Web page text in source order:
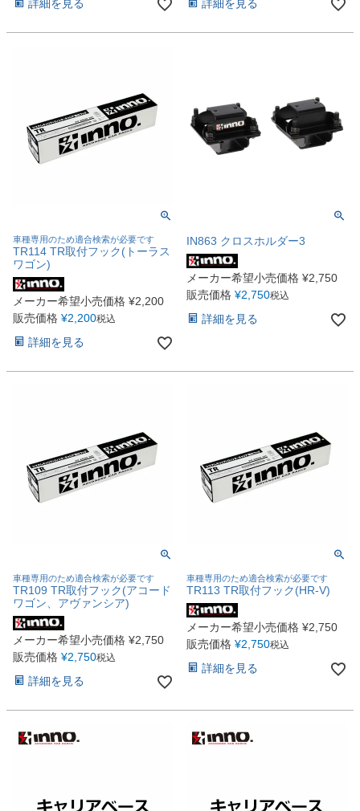
詳細を見る 詳細を見る
車種専用のため適合検索が必要です
TR114 TR取付フック(トーラス
ワゴン)
メーカー希望小売価格 ¥2,200
販売価格 ¥2,200税込
詳細を見る
IN863 クロスホルダー3
メーカー希望小売価格 ¥2,750
販売価格 ¥2,750税込
詳細を見る
車種専用のため適合検索が必要です
TR109 TR取付フック(アコード
ワゴン、アヴァンシア)
メーカー希望小売価格 ¥2,750
販売価格 ¥2,750税込
詳細を見る
車種専用のため適合検索が必要です
TR113 TR取付フック(HR-V)
メーカー希望小売価格 ¥2,750
販売価格 ¥2,750税込
詳細を見る